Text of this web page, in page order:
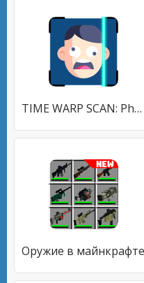
TIME WARP SCAN: Photo filter
Оружие в майнкрафте